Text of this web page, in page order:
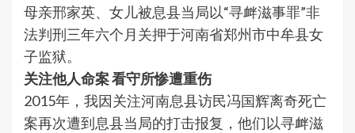
母亲邢家英、女儿被息县当局以“寻衅滋事罪”非
法判刑三年六个月关押于河南省郑州市中牟县女
子监狱。
关注他人命案 看守所惨遭重伤
2015年，我因关注河南息县访民冯国辉离奇死亡
案再次遭到息县当局的打击报复，他们以寻衅滋